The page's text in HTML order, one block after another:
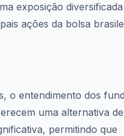
exposição
ações da bolsa
o entendimento dos
uma alternativa de
permitindo que